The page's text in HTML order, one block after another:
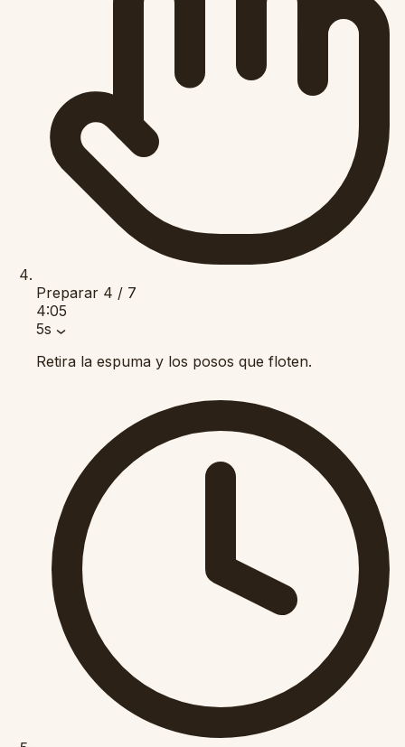
Preparar 4 / 7
4:05
5s
Retira la espuma y los posos que floten.